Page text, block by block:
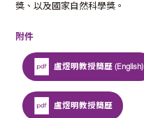
獎、以及國家自然科學獎。
附件
盧煜明教授簡歷 (English)
盧煜明教授簡歷